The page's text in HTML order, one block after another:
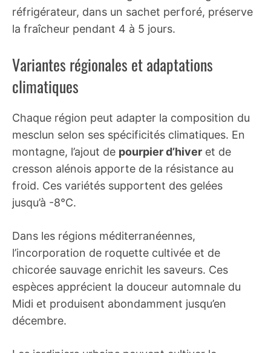
réfrigérateur, dans un sachet perforé, préserve
la fraîcheur pendant 4 à 5 jours.
Variantes régionales et adaptations
climatiques
Chaque région peut adapter la composition du
mesclun selon ses spécificités climatiques. En
montagne, l’ajout de pourpier d’hiver et de
cresson alénois apporte de la résistance au
froid. Ces variétés supportent des gelées
jusqu’à -8°C.
Dans les régions méditerranéennes,
l’incorporation de roquette cultivée et de
chicorée sauvage enrichit les saveurs. Ces
espèces apprécient la douceur automnale du
Midi et produisent abondamment jusqu’en
décembre.